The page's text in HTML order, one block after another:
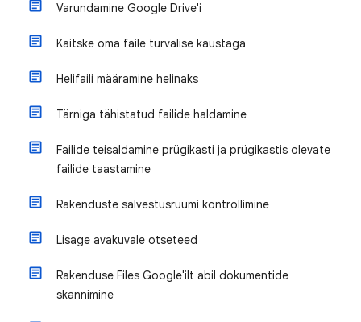
Varundamine Google Drive'i
Kaitske oma faile turvalise kaustaga
Helifaili määramine helinaks
Tärniga tähistatud failide haldamine
Failide teisaldamine prügikasti ja prügikastis olevate
failide taastamine
Rakenduste salvestusruumi kontrollimine
Lisage avakuvale otseteed
Rakenduse Files Google'ilt abil dokumentide
skannimine